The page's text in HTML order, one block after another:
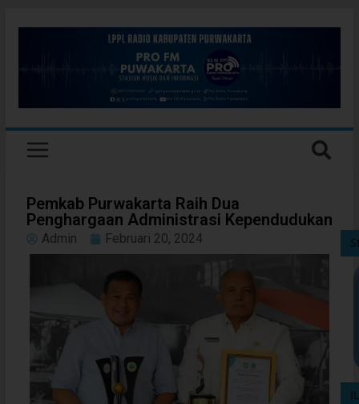
Pemkab Purwakarta Raih Dua
Penghargaan Administrasi Kependudukan
Admin Februari 20, 2024